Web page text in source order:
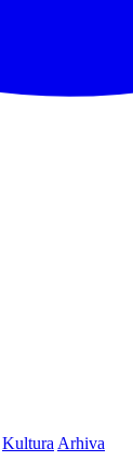
Kultura Arhiva